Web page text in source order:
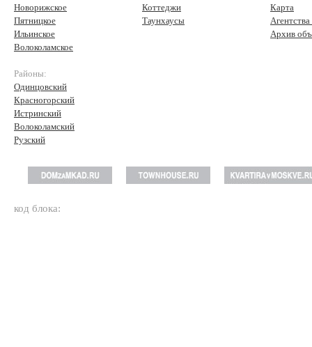
Новорижское
Пятницкое
Ильинское
Волоколамское
Районы:
Одинцовский
Красногорский
Истринский
Волоколамский
Рузский
Коттеджи
Таунхаусы
Карта
Архив
код блока: